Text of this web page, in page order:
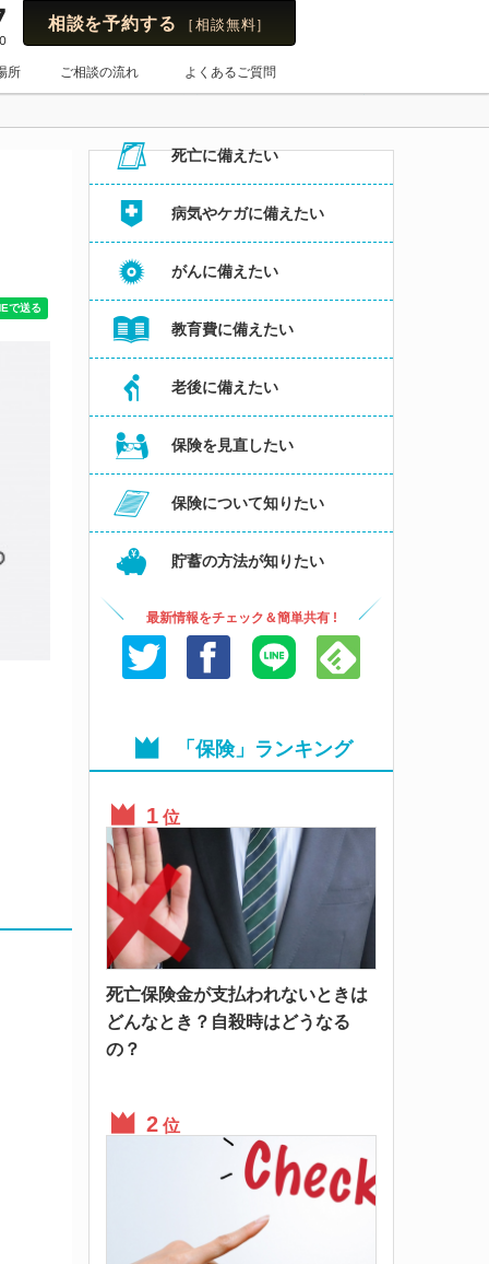
相談を予約する ［相談無料］
所 ご相談の流れ よくあるご質問
保険のはてな
死亡に備えたい
病気やケガに備えたい
がんに備えたい
教育費に備えたい
老後に備えたい
保険を見直したい
保険について知りたい
貯蓄の方法が知りたい
最新情報をチェック＆簡単共有 !
「保険」ランキング
位
死亡保険金が支払われないときは
どんなとき？自殺時はどうなる
の？
位